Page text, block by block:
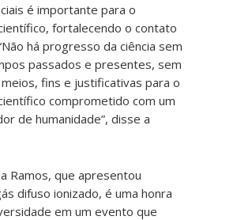
é importante para o
fortalecendo o contato
há progresso da ciência sem
passados e presentes, sem
fins e justificativas para o
comprometido com um
de humanidade”, disse a
Ramos, que apresentou
difuso ionizado, é uma honra
em um evento que